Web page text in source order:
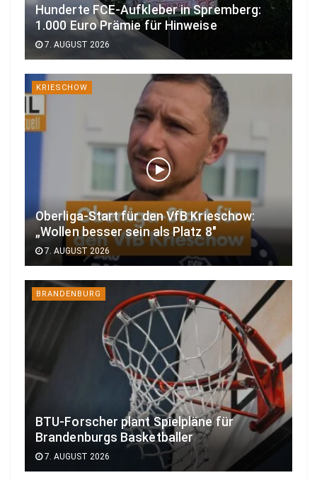
Hunderte FCE-Aufkleber in Spremberg:
1.000 Euro Prämie für Hinweise
7. AUGUST 2026
KRIESCHOW
Oberliga-Start für den VfB Krieschow:
„Wollen besser sein als Platz 8″
7. AUGUST 2026
BRANDENBURG
BTU-Forscher plant Spielpläne für
Brandenburgs Basketballer
7. AUGUST 2026